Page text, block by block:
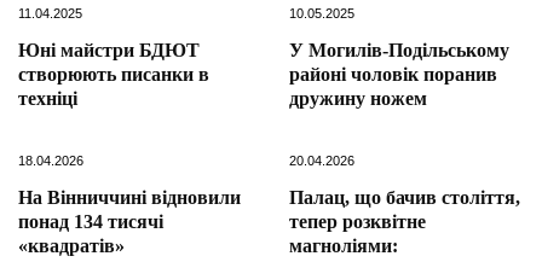
11.04.2025
Юні майстри БДЮТ
створюють писанки в
техніці
10.05.2025
У Могилів-Подільському
районі чоловік поранив
дружину ножем
18.04.2026
На Вінниччині відновили
понад 134 тисячі
«квадратів»
20.04.2026
Палац, що бачив століття,
тепер розквітне
магноліями: